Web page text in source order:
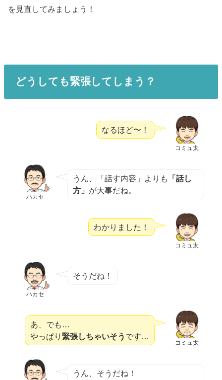
を見直してみましょう！
どうしても緊張してしまう？
コミュ太
なるほど〜！
ハカセ
うん、「話す内容」よりも
「話し
方」 が大事だね。
コミュ太
わかりました！
ハカセ
そうだね！
コミュ太
あ、でも…
やっぱり 緊張しちゃいそう です…
うん、そうだね！